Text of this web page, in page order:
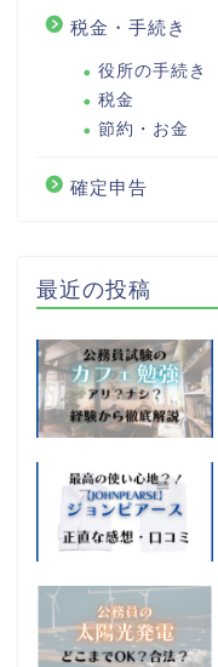
税金・手続き
役所の手続き
税金
節約・お金
確定申告
最近の投稿